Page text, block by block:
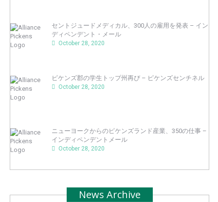
セントジュードメディカル、300人の雇用を発表 – イン
ディペンデント・メール
October 28, 2020
ピケンズ郡の学生トップ州再び – ピケンズセンチネル
October 28, 2020
ニューヨークからのピケンズランド産業、350の仕事 –
インディペンデントメール
October 28, 2020
News Archive